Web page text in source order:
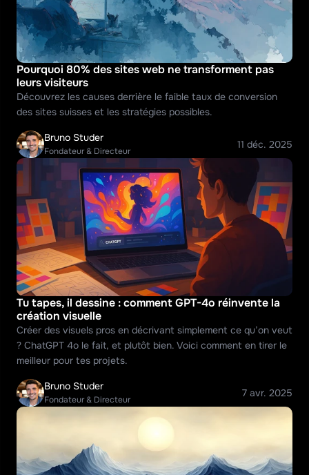
Pourquoi 80% des sites web ne transforment pas
leurs visiteurs
Découvrez les causes derrière le faible taux de conversion
des sites suisses et les stratégies possibles.
Bruno Studer
Fondateur & Directeur
11 déc. 2025
Tu tapes, il dessine : comment GPT-4o réinvente la
création visuelle
Créer des visuels pros en décrivant simplement ce qu’on veut
? ChatGPT 4o le fait, et plutôt bien. Voici comment en tirer le
meilleur pour tes projets.
Bruno Studer
Fondateur & Directeur
7 avr. 2025